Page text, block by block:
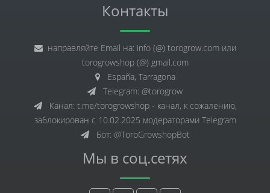
Контакты
направляйте Email на: info (@) torogrow.com или
torogrowshop (@) gmail.com
España, Tarragona
Telegram: @torogrow
Канал: t.me/torogrowshop - канал, к сожалению,
заблокирован с 10.02.2025 модераторами Telegram
Бот: @ToroGrowshopBot
Мы в соц.сетях